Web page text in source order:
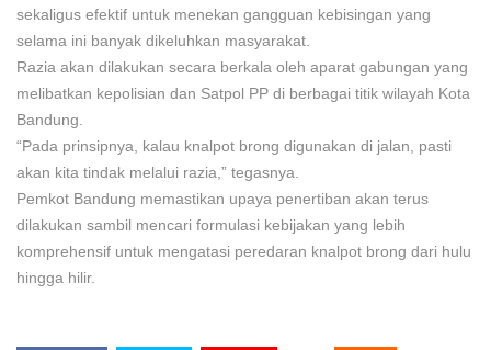
sekaligus efektif untuk menekan gangguan kebisingan yang
selama ini banyak dikeluhkan masyarakat.
Razia akan dilakukan secara berkala oleh aparat gabungan yang
melibatkan kepolisian dan Satpol PP di berbagai titik wilayah Kota
Bandung.
“Pada prinsipnya, kalau knalpot brong digunakan di jalan, pasti
akan kita tindak melalui razia,” tegasnya.
Pemkot Bandung memastikan upaya penertiban akan terus
dilakukan sambil mencari formulasi kebijakan yang lebih
komprehensif untuk mengatasi peredaran knalpot brong dari hulu
hingga hilir.